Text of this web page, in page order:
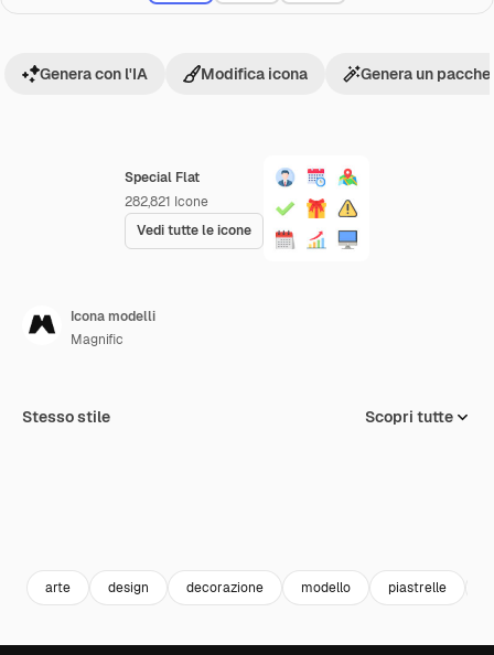
Special Flat
282,821 Icone
Vedi tutte le icone
Genera con l'IA Modifica icona Genera un
Icona modelli
Magnific
Stesso stile Scopri tutte
arte design decorazione modello piastrelle